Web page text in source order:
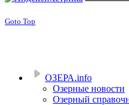
Goto Top
ОЗЕРА.info
Озерные новости
Озерный